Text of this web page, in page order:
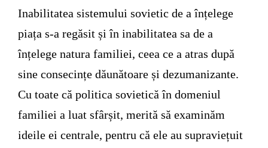
Inabilitatea sistemului sovietic de a înțelege
piața s-a regăsit și în inabilitatea sa de a
înțelege natura familiei, ceea ce a atras după
sine consecințe dăunătoare și dezumanizante.
Cu toate că politica sovietică în domeniul
familiei a luat sfârșit, merită să examinăm
ideile ei centrale, pentru că ele au supraviețuit